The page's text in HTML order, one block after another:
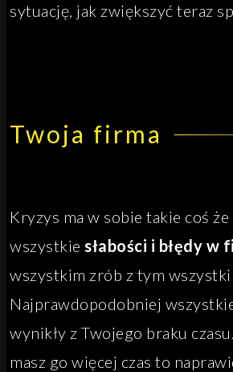
sytuację, jak zwiększyć teraz
Twoja firma
Kryzys ma w sobie takie coś
wszystkiesłabości i błędy w
wszystkim zrób z tym
Najprawdopodobniej
wynikły z Twojego braku
masz go więcej czas to